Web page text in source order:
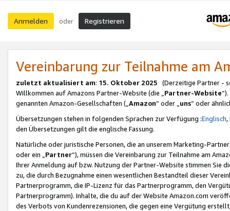
Anmelden oder Registrieren
Vereinbarung zur Teilnahme am
zuletzt aktualisiert am: 15. Oktober 2025 (Derzeitige Partner -
Willkommen auf Amazons Partner-Website (die „Partner-Website
genannten Amazon-Gesellschaften („Amazon“ oder „uns“ oder
Übersetzungen stehen in folgenden Sprachen zur Verfügung :Englisch,
den Übersetzungen gilt die englische Fassung.
Natürliche oder juristische Personen, die an unserem Marketing-
oder ein „Partner“), müssen die Vereinbarung zur Teilnahme am
Ihrer Anmeldung auf bzw. Nutzung der Partner-Website stimmen Sie
zu, die durch Bezugnahme einen wesentlichen Bestandteil dieser
Partnerprogramm, die IP-Lizenz für das Partnerprogramm, den
Partnerprogramm). Inhalte, die du auf der Website Amazon.com
des Verbots von Kundenrezensionen, die gegen eine Vergütung